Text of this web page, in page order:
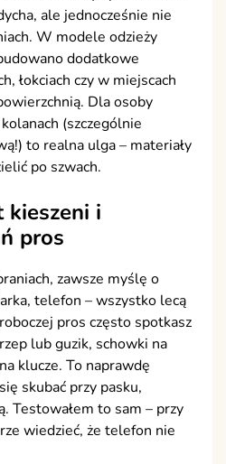
ale jednocześnie nie
W modele odzieży
dodatkowe
łokciach czy w miejscach
Dla osoby
(szczególnie
to realna ulga – materiały
po szwach.
kieszeni i
pros
zawsze myślę o
telefon – wszystko lecą
pros często spotkasz
lub guzik, schowki na
klucze. To naprawdę
skubać przy pasku,
Testowałem to sam – przy
wiedzieć, że telefon nie